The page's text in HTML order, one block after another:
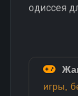
одиссея
игры